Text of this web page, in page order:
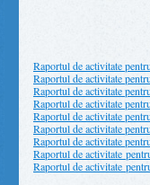
Raportul de activitate
Raportul de activitate
Raportul de activitate
Raportul de activitate
Raportul de activitate
Raportul de activitate
Raportul de activitate
Raportul de activitate
Raportul de activitate